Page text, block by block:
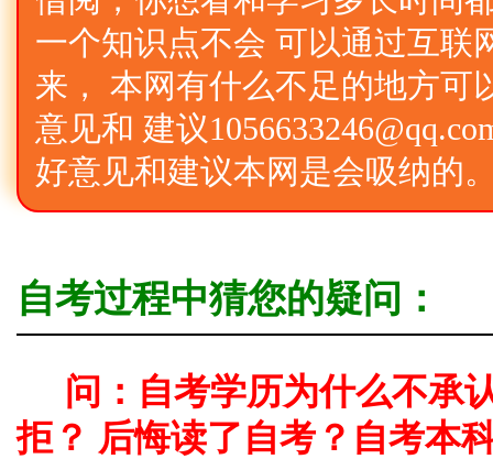
一个知识点不会 可以通过互联
来， 本网有什么不足的地方可
意见和 建议
好意见和建议本网是会吸纳的
自考过程中猜您的疑问：
问：自考学历为什么不承
拒？ 后悔读了自考？自考本